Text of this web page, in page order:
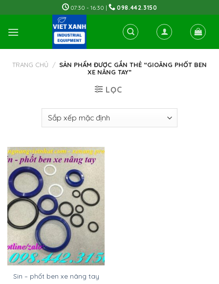
to
content
07:30 - 16:30 | 098.442.3150
TRANG CHỦ / SẢN PHẨM ĐƯỢC GẮN THẺ “GIOĂNG PHỐT BEN
XE NÂNG TAY”
LỌC
Sin – phốt ben xe nâng tay